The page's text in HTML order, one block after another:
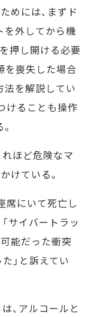
めには、まずド
を外してから機
押し開ける必要
を喪失した場合
法を解説してい
けることも操作
ほど危険なマ
けている。
席にいて死亡し
サイバートラッ
能だった衝突
」と訴えてい
、アルコールと